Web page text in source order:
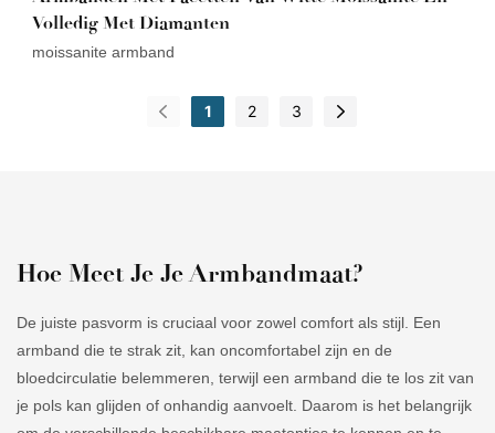
Volledig Met Diamanten
moissanite armband
1 2 3
Hoe Meet Je Je Armbandmaat?
De juiste pasvorm is cruciaal voor zowel comfort als stijl. Een
armband die te strak zit, kan oncomfortabel zijn en de
bloedcirculatie belemmeren, terwijl een armband die te los zit van
je pols kan glijden of onhandig aanvoelt. Daarom is het belangrijk